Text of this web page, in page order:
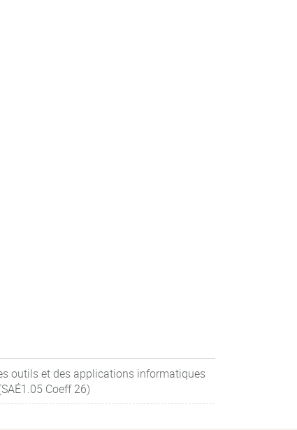
outils et des applications informatiques
Coeff 26)